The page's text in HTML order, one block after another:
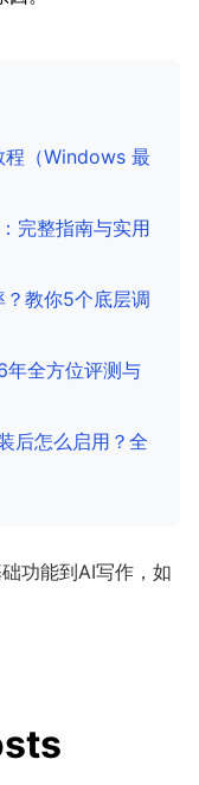
程（Windows 最
完整指南与实用
教你5个底层调
全方位评测与
后怎么启用？全
功能到AI写作，如